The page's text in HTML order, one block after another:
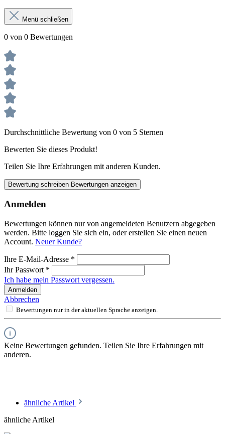
Menü schließen
0 von 0 Bewertungen
Durchschnittliche Bewertung von 0 von 5 Sternen
Bewerten Sie dieses Produkt!
Teilen Sie Ihre Erfahrungen mit anderen Kunden.
Bewertung schreiben Bewertungen anzeigen
Anmelden
Bewertungen können nur von angemeldeten Benutzern abgegeben
werden. Bitte loggen Sie sich ein, oder erstellen Sie einen neuen
Account. Neuer Kunde?
Ihre E-Mail-Adresse *
Ihr Passwort *
Ich habe mein Passwort vergessen.
Anmelden
Abbrechen
Bewertungen nur in der aktuellen Sprache anzeigen.
Keine Bewertungen gefunden. Teilen Sie Ihre Erfahrungen mit
anderen.
ähnliche Artikel
ähnliche Artikel